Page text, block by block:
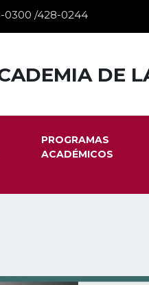
0300 /428-0244
DE
PROGRAMAS
ACADÉMICOS